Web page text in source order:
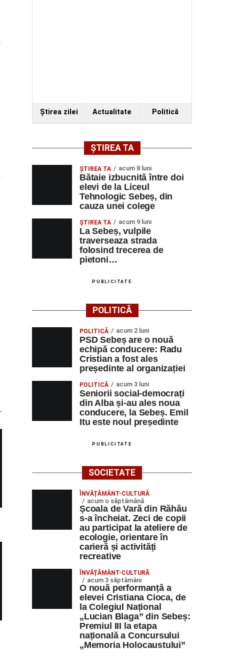
Ştirea zilei Actualitate Politică
ȘTIREA TA
ŞTIREA TA acum 8 luni
Bătaie izbucnită între doi
elevi de la Liceul
Tehnologic Sebeș, din
cauza unei colege
ŞTIREA TA acum 9 luni
La Sebeș, vulpile
traverseaza strada
folosind trecerea de
pietoni…
PUBLICITATE
POLITICĂ
POLITICĂ acum 2 luni
PSD Sebeș are o nouă
echipă conducere: Radu
Cristian a fost ales
președinte al organizației
POLITICĂ acum 3 luni
Seniorii social-democrați
din Alba și-au ales noua
conducere, la Sebeș. Emil
Itu este noul președinte
PUBLICITATE
SOCIETATE
ÎNVĂȚĂMÂNT-CULTURĂ
acum o săptămână
Școala de Vară din Răhău
s-a încheiat. Zeci de copii
au participat la ateliere de
ecologie, orientare în
carieră și activități
recreative
ÎNVĂȚĂMÂNT-CULTURĂ
acum 3 săptămâni
O nouă performanță a
elevei Cristiana Cioca, de
la Colegiul Național
„Lucian Blaga” din Sebeș:
Premiul III la etapa
națională a Concursului
„Memoria Holocaustului”